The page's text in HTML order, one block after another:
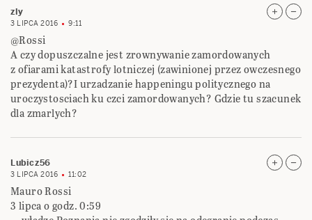
zly
3 LIPCA 2016 9:11
@Rossi
A czy dopuszczalne jest zrownywanie zamordowanych
z ofiarami katastrofy lotniczej (zawinionej przez owczesnego
prezydenta)?I urzadzanie happeningu politycznego na
uroczystosciach ku czci zamordowanych? Gdzie tu szacunek
dla zmarlych?
Lubicz56
3 LIPCA 2016 11:02
Mauro Rossi
3 lipca o godz. 0:59